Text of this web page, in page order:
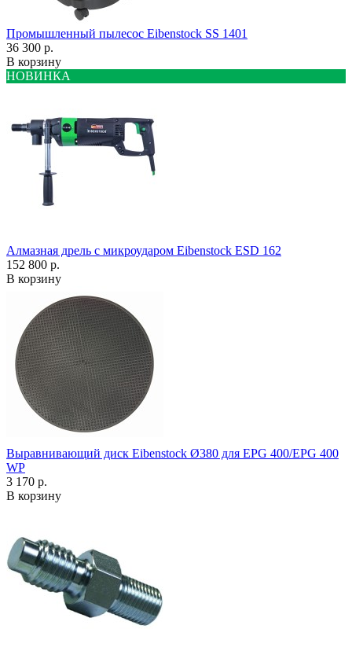
Промышленный пылесос Eibenstock SS 1401
36 300 р.
В корзину
НОВИНКА
Алмазная дрель с микроударом Eibenstock ESD 162
152 800 р.
В корзину
Выравнивающий диск Eibenstock Ø380 для EPG 400/EPG 400
WP
3 170 р.
В корзину